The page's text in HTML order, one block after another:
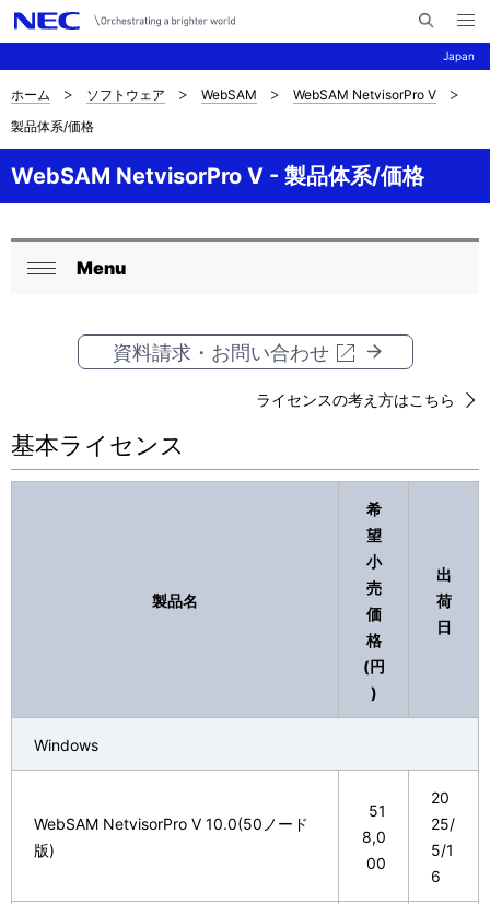
Japan
イ
メ
ニ
ュ
ナ
ビ
ゲ
ー
シ
サ
イ
ト
の
を
す
ホーム ソフトウェア WebSAM
WebSAM NetvisorPro V
製品体系/価格
WebSAM NetvisorPro V - 製品体系/価格
ロ
ナ
ビ
Menu
資料請求・お問い合わせ
ライセンスの考え方はこちら
基本ライセンス
製品名
希
望
小
売
価
格
(円
)
出
荷
日
Windows
WebSAM NetvisorPro V 10.0(50ノード
版)
51
8,0
00
20
25/
5/1
6